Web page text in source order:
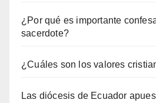
¿Por qué es importante
sacerdote?
¿Cuáles son los valores
Las diócesis de Ecuador